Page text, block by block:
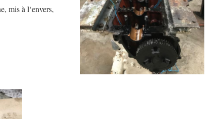
mis à l‘envers,